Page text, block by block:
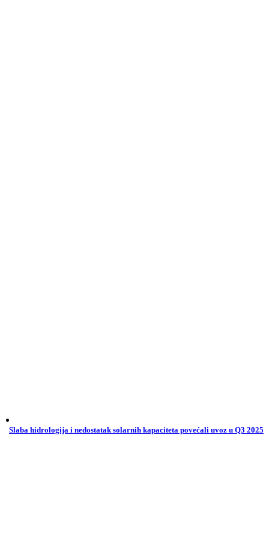
Slaba hidrologija i nedostatak solarnih kapaciteta povećali uvoz u Q3 2025